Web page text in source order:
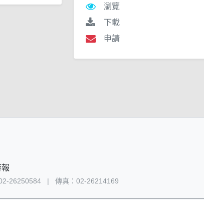
瀏覽
下載
申請
26250584 | 傳真：02-26214169